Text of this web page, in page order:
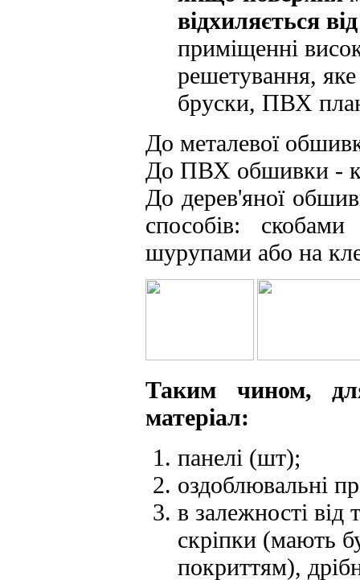
відхиляється
приміщенні
решетування, яке
бруски, ПВХ
До металевої
До ПВХ обшивки -
До дерев'яної
способів:
шурупами або на
Таким чином,
матеріал:
панелі (шт);
оздоблювальні
в залежності від
скріпки (мають
покриттям),